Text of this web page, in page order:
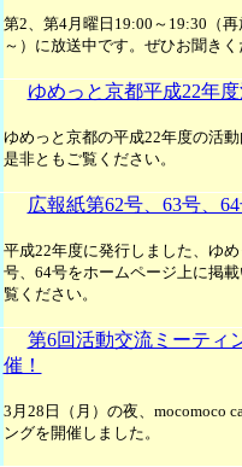
第2、第4月曜日19:00～19:30（
～）に放送中です。ぜひお聞き
ゆめっと京都平成22年
ゆめっと京都の平成22年度の活
是非ともご覧ください。
広報紙第62号、63号、
平成22年度に発行しました、ゆ
号、64号をホームページ上に掲
覧ください。
第6回活動交流ミーティ
催！
3月28日（月）の夜、mocomoco
ングを開催しました。